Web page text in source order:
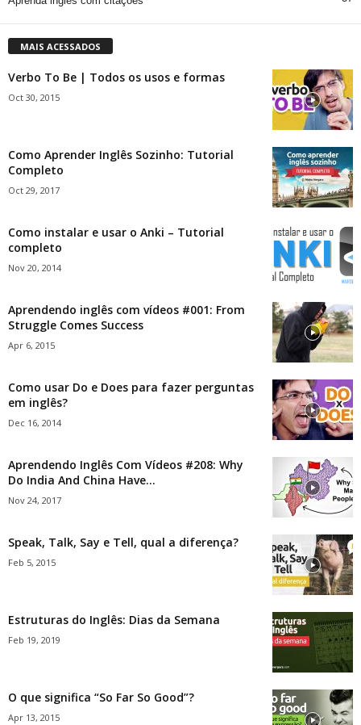
MAIS ACESSADOS
Verbo To Be | Todos os usos e formas
Oct 30, 2015
Como Aprender Inglês Sozinho: Tutorial
Completo
Oct 29, 2017
Como instalar e usar o Anki – Tutorial
completo
Nov 20, 2014
Aprendendo inglês com vídeos #001: From
Struggle Comes Success
Apr 6, 2015
Como usar Do e Does para fazer perguntas
em inglês?
Dec 16, 2014
Aprendendo Inglês Com Vídeos #208: Why
Do India And China Have...
Nov 24, 2017
Speak, Talk, Say e Tell, qual a diferença?
Feb 5, 2015
Estruturas do Inglês: Dias da Semana
Feb 19, 2019
O que significa “So Far So Good”?
Apr 13, 2015